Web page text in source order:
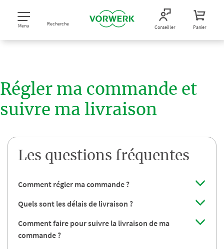
Menu Recherche Conseiller Panier
Régler ma commande et
suivre ma livraison
Les questions fréquentes
Comment régler ma commande ?
Quels sont les délais de livraison ?
Comment faire pour suivre la livraison de ma
commande ?